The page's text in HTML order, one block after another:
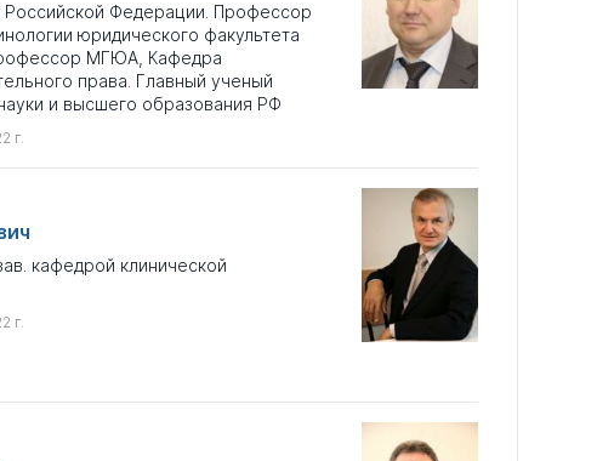
Российской Федерации. Профессор
юридического факультета
МГЮА, Кафедра
права. Главный ученый
и высшего образования РФ
г.
кафедрой клинической
г.